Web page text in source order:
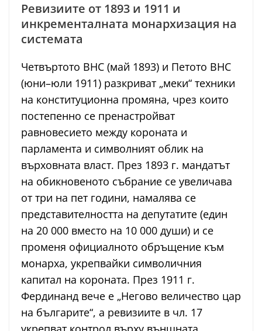
Ревизиите от 1893 и 1911 и
инкременталната монархизация на
системата
Четвъртото ВНС (май 1893) и Петото ВНС
(юни–юли 1911) разкриват „меки“ техники
на конституционна промяна, чрез които
постепенно се пренастройват
равновесието между короната и
парламента и символният облик на
върховната власт. През 1893 г. мандатът
на обикновеното събрание се увеличава
от три на пет години, намалява се
представителността на депутатите (един
на 20 000 вместо на 10 000 души) и се
променя официалното обръщение към
монарха, укрепвайки символичния
капитал на короната. През 1911 г.
Фердинанд вече е „Негово величество цар
на българите“, а ревизиите в чл. 17